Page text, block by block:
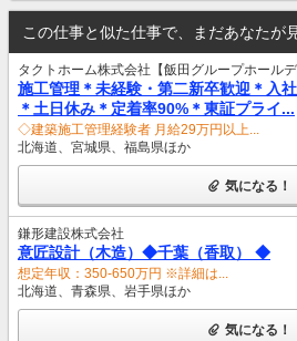
この仕事と似た仕事で、まだあなたが
タクトホーム株式会社【飯田グループホールデ
施工管理＊未経験・第二新卒歓迎＊入
＊土日休み＊定着率90%＊東証プライ...
◇建築施工管理経験者 月給29万円以上...
北海道、宮城県、福島県ほか
気になる！
鎌形建設株式会社
意匠設計（木造）◆千葉（香取） ◆
想定年収：350-650万円 ※詳細は...
北海道、青森県、岩手県ほか
気になる！